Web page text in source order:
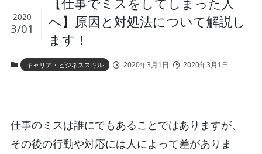
へ】原因と対処法について解説し
ます！
2020
3/01
キャリア・ビジネススキル 2020年3月1日 2020年3月1日
仕事のミスは誰にでもあることではありますが、
その後の行動や対応には人によって差がありま